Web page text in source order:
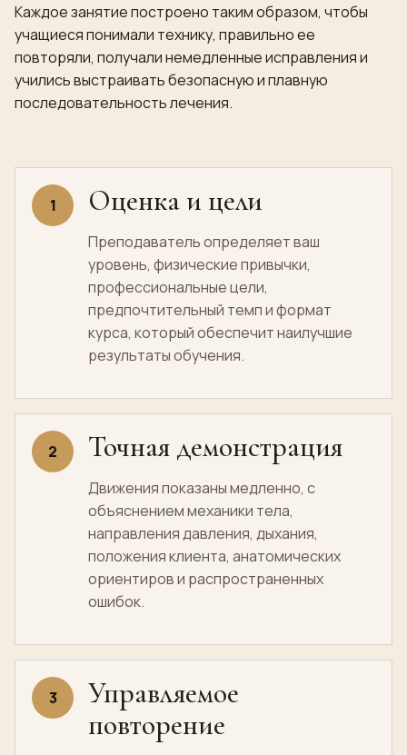
Каждое занятие построено таким образом, чтобы
учащиеся понимали технику, правильно ее
повторяли, получали немедленные исправления и
учились выстраивать безопасную и плавную
последовательность лечения.
1 Оценка и цели
Преподаватель определяет ваш
уровень, физические привычки,
профессиональные цели,
предпочтительный темп и формат
курса, который обеспечит наилучшие
результаты обучения.
2 Точная демонстрация
Движения показаны медленно, с
объяснением механики тела,
направления давления, дыхания,
положения клиента, анатомических
ориентиров и распространенных
ошибок.
3
Управляемое
повторение